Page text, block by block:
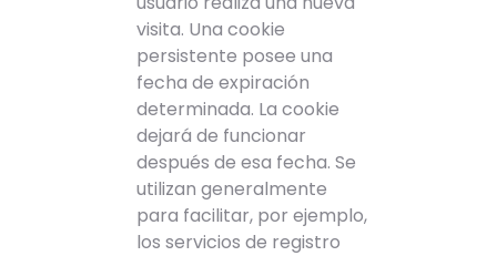
visita. Una cookie
persistente posee una
fecha de expiración
determinada. La cookie
dejará de funcionar
después de esa fecha. Se
utilizan generalmente
para facilitar, por ejemplo,
los servicios de registro